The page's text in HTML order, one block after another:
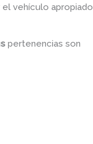
vehículo apropiado
spertenencias son